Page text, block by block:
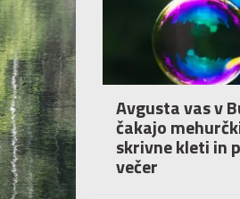
Avgusta vas v
čakajo
skrivne kleti in
večer